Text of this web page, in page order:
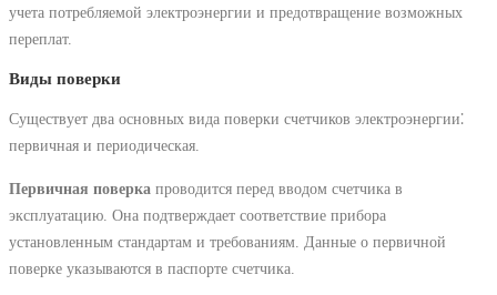
учета потребляемой электроэнергии и предотвращение возможных
переплат.
Виды поверки
Существует два основных вида поверки счетчиков электроэнергии⁚
первичная и периодическая.
Первичная поверка проводится перед вводом счетчика в
эксплуатацию. Она подтверждает соответствие прибора
установленным стандартам и требованиям. Данные о первичной
поверке указываются в паспорте счетчика.